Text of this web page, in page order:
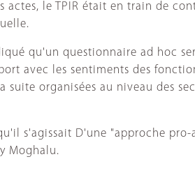
actes, le TPIR était en train de
qu'un questionnaire ad hoc
avec les sentiments des
suite organisées au niveau des
s'agissait D'une "approche
Moghalu.